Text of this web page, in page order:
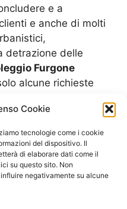
Cookie
tecnologie come i cookie
del dispositivo. Il
di elaborare dati come il
su questo sito. Non
negativamente su alcune
e a
e anche di molti
detrazione delle
Furgone
alcune richieste
che offrono
ad un
variano da un
Noleggio
sostitutiva Qualsiasi
molte